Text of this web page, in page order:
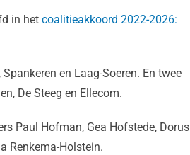
in het coalitieakkoord 2022-2026:
en Laag-Soeren. En twee
De Steeg en Ellecom.
Paul Hofman, Gea Hofstede, Dorus
Renkema-Holstein.